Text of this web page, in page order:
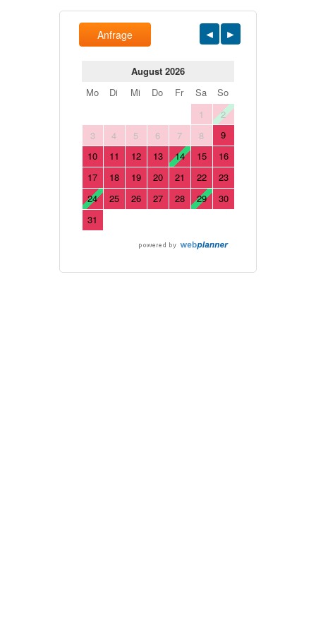
Anfrage
August 2026
Mo
Di Mi Do Fr Sa
So
1
2
3
4 5 6 7 8
9
10
11 12 13 14 15
16
17
18 19 20 21 22
23
24
25 26 27 28 29
30
31